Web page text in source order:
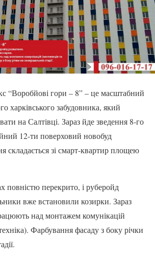
“Воробйові гори – 8” – це масштабний
харківського забудовника, який
на Салтівці. Зараз йде зведення 8-го
12-ти поверховий новобуд
складається зі смарт-квартир площею
повністю перекрито, і руберойд
вже встановили козирки. Зараз
над монтажем комунікацій
Фарбування фасаду з боку річки